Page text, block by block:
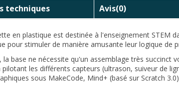
techniques Avis(0)
en plastique est destinée à l'enseignement STEM
pour stimuler de manière amusante leur logique de
la base ne nécessite qu'un assemblage très succinct
les différents capteurs (ultrason, suiveur de
sous MakeCode, Mind+ (basé sur Scratch